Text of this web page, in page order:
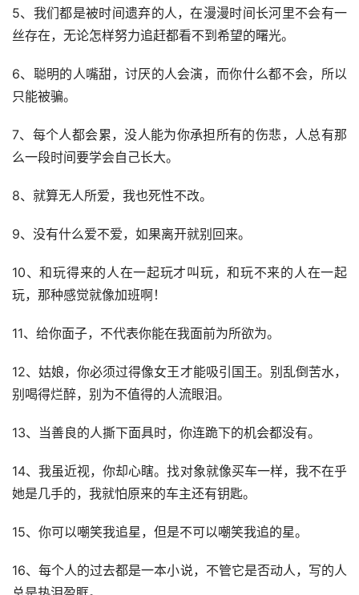
5、我们都是被时间遗弃的人，在漫漫时间长河里不会有一
丝存在，无论怎样努力追赶都看不到希望的曙光。
6、聪明的人嘴甜，讨厌的人会演，而你什么都不会，所以
只能被骗。
7、每个人都会累，没人能为你承担所有的伤悲，人总有那
么一段时间要学会自己长大。
8、就算无人所爱，我也死性不改。
9、没有什么爱不爱，如果离开就别回来。
10、和玩得来的人在一起玩才叫玩，和玩不来的人在一起
玩，那种感觉就像加班啊！
11、给你面子，不代表你能在我面前为所欲为。
12、姑娘，你必须过得像女王才能吸引国王。别乱倒苦水，
别喝得烂醉，别为不值得的人流眼泪。
13、当善良的人撕下面具时，你连跪下的机会都没有。
14、我虽近视，你却心瞎。找对象就像买车一样，我不在乎
她是几手的，我就怕原来的车主还有钥匙。
15、你可以嘲笑我追星，但是不可以嘲笑我追的星。
16、每个人的过去都是一本小说，不管它是否动人，写的人